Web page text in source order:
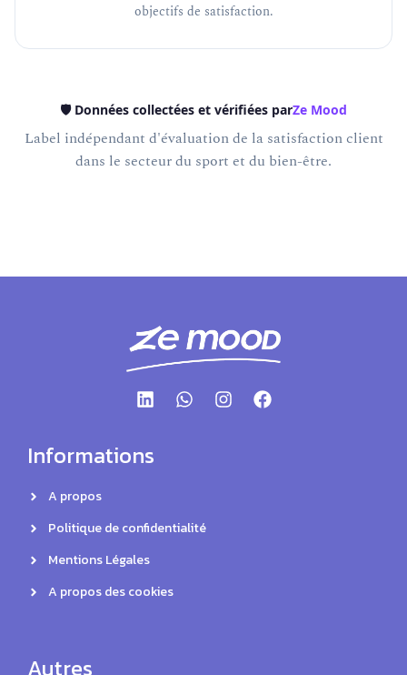
objectifs de satisfaction.
🛡️ Données collectées et vérifiées parZe Mood
Label indépendant d'évaluation de la satisfaction client
dans le secteur du sport et du bien-être.
Informations
A propos
Politique de confidentialité
Mentions Légales
A propos des cookies
Autres